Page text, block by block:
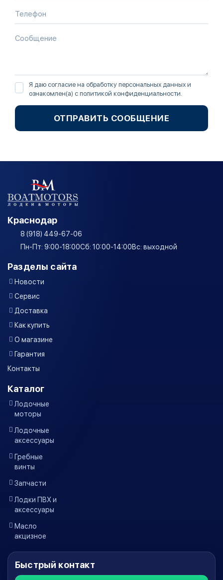
Я даю согласие на обработку персональных данных и
ознакомлен(а) с политикой конфиденциальности
ОТПРАВИТЬ СООБЩЕНИЕ
Краснодар
8 (918) 449-67-06
Пн-Пт: 9:00-18:00Сб: 10:00-14:00Вс: выходной
Разделы сайта
Новости
Сервис
Доставка
Как купить
О магазине
Гарантия
Контакты
Каталог
Лодочные
моторы
Лодочные
аксессуары
Гребные
винты
Запчасти
Лодки ПВХ и
аксессуары
Масло
акцизное
Быстрый контакт